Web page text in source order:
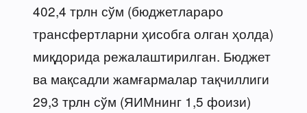
402,4 трлн сўм (бюджетлараро
трансфертларни ҳисобга олган ҳолда)
миқдорида режалаштирилган. Бюджет
ва мақсадли жамғармалар тақчиллиги
29,3 трлн сўм (ЯИМнинг 1,5 фоизи)